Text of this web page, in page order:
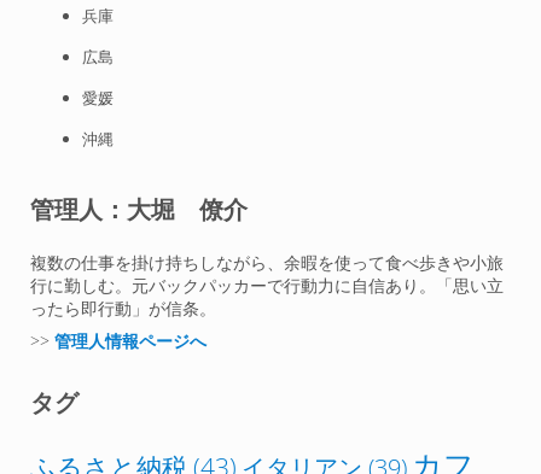
兵庫
広島
愛媛
沖縄
管理人：大堀 僚介
複数の仕事を掛け持ちしながら、余暇を使って食べ歩きや小旅
行に勤しむ。元バックパッカーで行動力に自信あり。「思い立
ったら即行動」が信条。
>> 管理人情報ページへ
タグ
ふるさと納税 (43) イタリアン (39) カフ